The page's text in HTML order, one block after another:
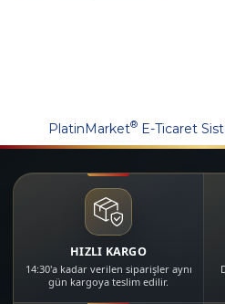
PlatinMarket® E-Ticaret
HIZLI KARGO
14:30'a kadar verilen siparişler aynı
gün kargoya teslim edilir.